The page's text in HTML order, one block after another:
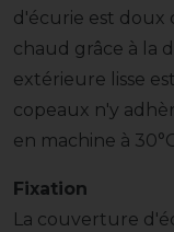
d'écurie est doux
chaud grâce à la
extérieure lisse
copeaux n'y
en machine à
Fixation
La couverture